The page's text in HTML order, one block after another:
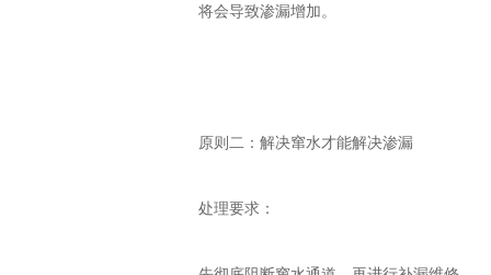
将会导致渗漏增加。
原则二：解决窜水才能解决渗漏
处理要求：